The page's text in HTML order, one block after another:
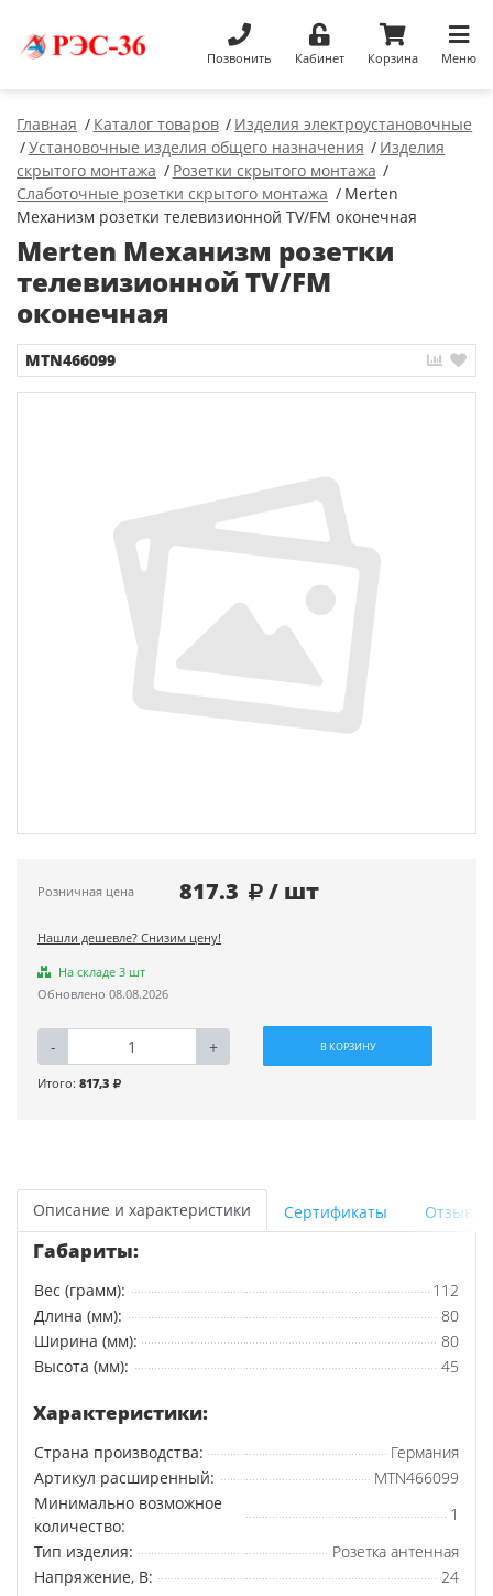
Позвонить Кабинет Корзина Меню
Главная Каталог товаров
Изделия электроустановочные
Установочные изделия общего назначения
Изделия
скрытого монтажа
Розетки скрытого монтажа
Слаботочные розетки скрытого монтажа
Merten
Механизм розетки телевизионной TV/FM оконечная
Merten Механизм розетки
телевизионной TV/FM
оконечная
MTN466099
Розничная цена 817.3 / шт
Нашли дешевле? Снизим цену!
На складе 3 шт
Обновлено 08.08.2026
- + В КОРЗИНУ
Итого: 817,3
Описание и характеристики Сертификаты Отзывы
Габариты:
Вес (грамм):
112
Длина (мм):
80
Ширина (мм):
80
Высота (мм):
45
Характеристики:
Страна производства:
Германия
Артикул расширенный:
MTN466099
Минимально возможное
количество:
1
Тип изделия:
Розетка антенная
Напряжение, В:
24